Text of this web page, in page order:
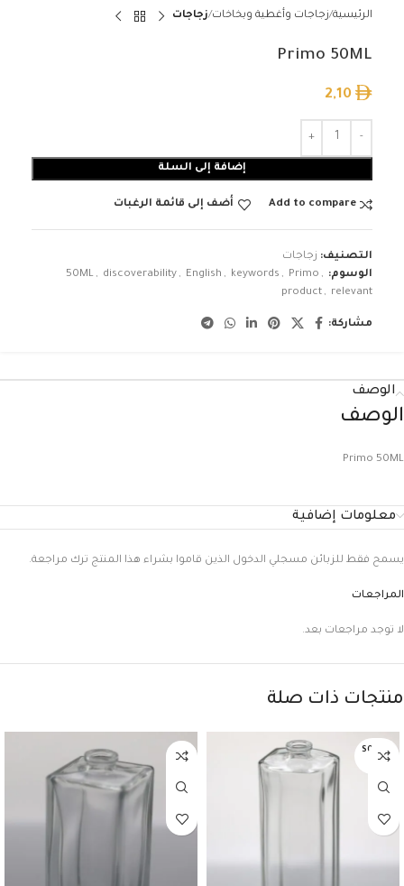
الرئيسية زجاجات وأغطية وبخاخات زجاجات
Primo 50ML
2,10
إضافة إلى السلة
Add to compare أضف إلى قائمة الرغبات
التصنيف: زجاجات
الوسوم:
50ML , discoverability , English , keywords , Primo ,
product , relevant
مشاركة:
الوصف
الوصف
Primo 50ML
معلومات إضافية
المراجعات
لا توجد مراجعات بعد.
يسمح فقط للزبائن مسجلي الدخول الذين قاموا بشراء هذا المنتج ترك مراجعة.
منتجات ذات صلة
SOLD O
UT